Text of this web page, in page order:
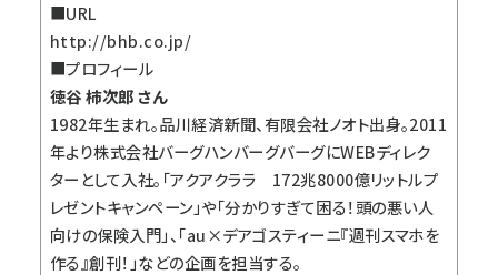
■URL
http://bhb.co.jp/
■プロフィール
徳谷 柿次郎 さん
1982年生まれ。品川経済新聞、有限会社ノオト出身。2011
年より株式会社バーグハンバーグバーグにWEBディレク
ターとして入社。「アクアクララ 172兆8000億リットルプ
レゼントキャンペーン」や「分かりすぎて困る！頭の悪い人
向けの保険入門」、「au×デアゴスティーニ『週刊スマホを
作る』創刊！」などの企画を担当する。